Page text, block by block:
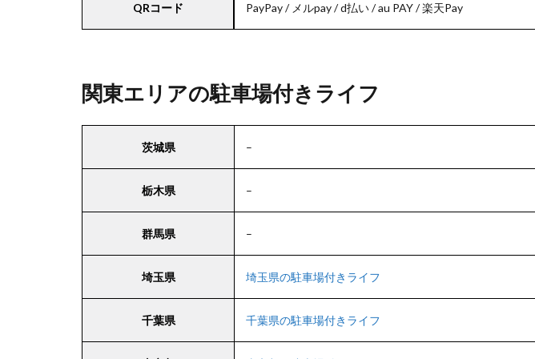
QRコード PayPay / メルpay / d払い / au PAY / 楽天Pay
関東エリアの駐車場付きライフ
茨城県 –
栃木県 –
群馬県 –
埼玉県 埼玉県の駐車場付きライフ
千葉県 千葉県の駐車場付きライフ